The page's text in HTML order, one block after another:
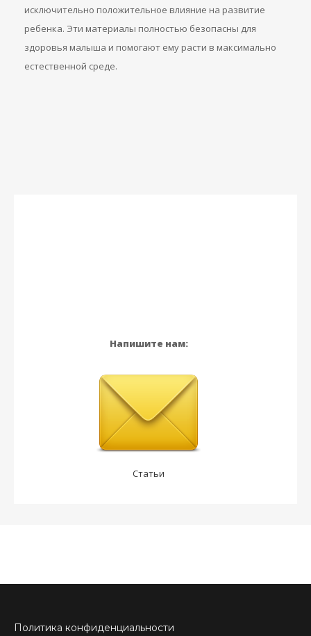
исключительно положительное влияние на развитие
ребенка. Эти материалы полностью безопасны для
здоровья малыша и помогают ему расти в максимально
естественной среде.
Напишите нам:
Статьи
Политика конфиденциальности